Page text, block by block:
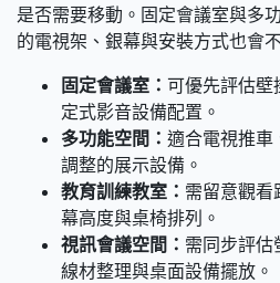
是否需要移動。固定會議室與多
的電視架、銀幕與安裝方式也會
固定會議室： 可優先評估壁
定式影音設備配置。
多功能空間： 適合電視推車
調整的展示設備。
教育訓練教室： 需留意觀看
幕高度與桌椅排列。
視訊會議空間： 需同步評估
線材整理與桌面設備擺放。